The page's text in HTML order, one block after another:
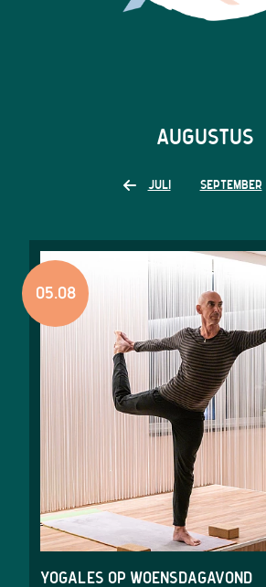
JULI
AUGUSTUS
SEPTEMBER
05.08
Yogales op woensdagavond